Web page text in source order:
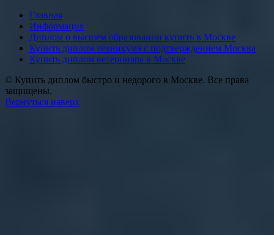
Главная
Информация
Диплом о высшем образовании купить в Москве
Купить диплом техникума с подтверждением Москва
Купить диплом ветеринара в Москве
© Купить диплом быстро и недорого в Москве. Все права
защищены.
Вернуться наверх